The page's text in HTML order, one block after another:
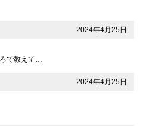
2024年4月25日
で教えて…
2024年4月25日